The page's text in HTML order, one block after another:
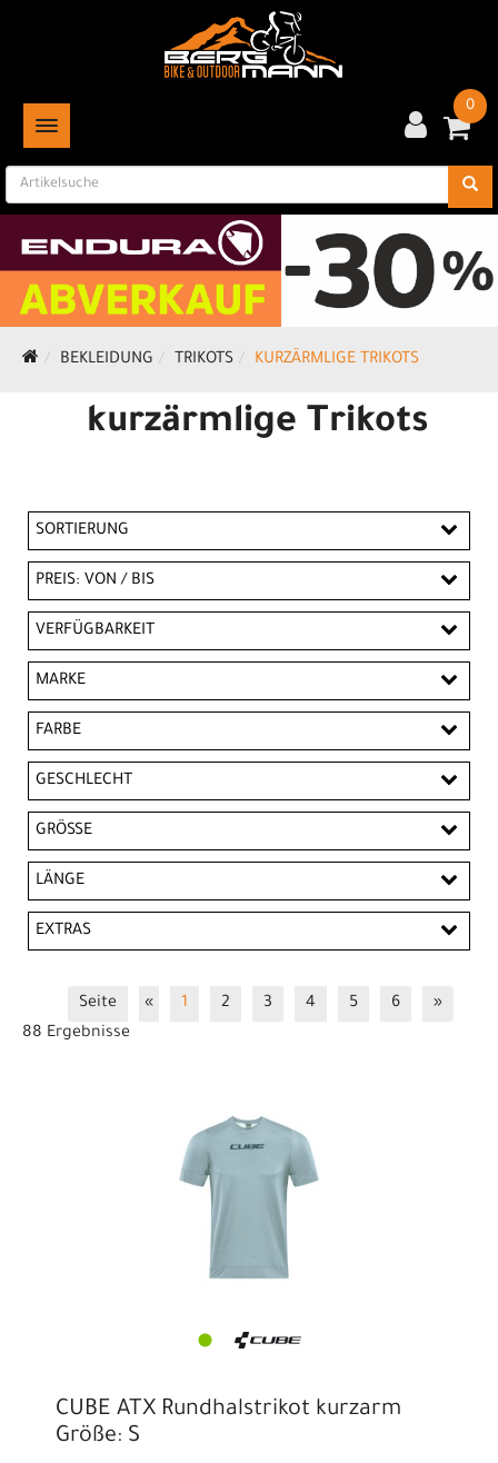
TOGGLE NAVIGATION
0
BEKLEIDUNG TRIKOTS KURZÄRMLIGE TRIKOTS
kurzärmlige Trikots
SORTIERUNG
PREIS: VON / BIS
EUR
VERFÜGBARKEIT
MARKE
CUBE
FARBE
Schwarz Weiß
GESCHLECHT
Damen
GRÖSSE
86/92
134/140 146/152 158/164 34 36
38 40 42 44 46 XXS XS
M L XXL XXXL
LÄNGE
kurz
EXTRAS
Seite « 1 2 3 4 5 6
»
88 Ergebnisse
CUBE ATX Rundhalstrikot kurzarm
Größe: S